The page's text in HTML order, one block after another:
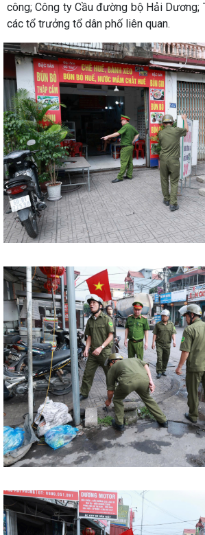
công; Công ty Cầu đường bộ Hải Dương;
các tổ trưởng tổ dân phố liên quan.